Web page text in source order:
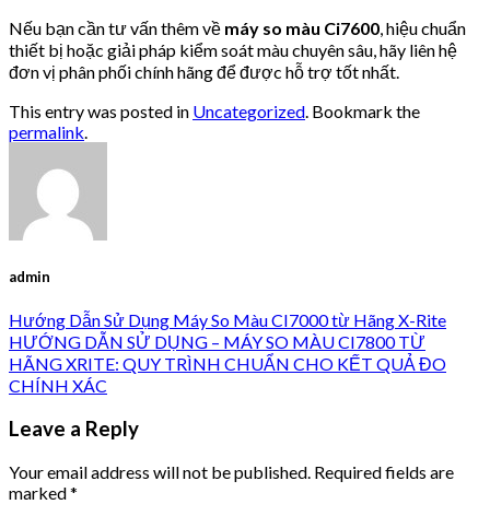
Nếu bạn cần tư vấn thêm về máy so màu Ci7600, hiệu chuẩn
thiết bị hoặc giải pháp kiểm soát màu chuyên sâu, hãy liên hệ
đơn vị phân phối chính hãng để được hỗ trợ tốt nhất.
This entry was posted in Uncategorized. Bookmark the
permalink.
admin
Hướng Dẫn Sử Dụng Máy So Màu CI7000 từ Hãng X-Rite
HƯỚNG DẪN SỬ DỤNG – MÁY SO MÀU CI7800 TỪ
HÃNG XRITE: QUY TRÌNH CHUẨN CHO KẾT QUẢ ĐO
CHÍNH XÁC
Leave a Reply
Your email address will not be published. Required fields are
marked*